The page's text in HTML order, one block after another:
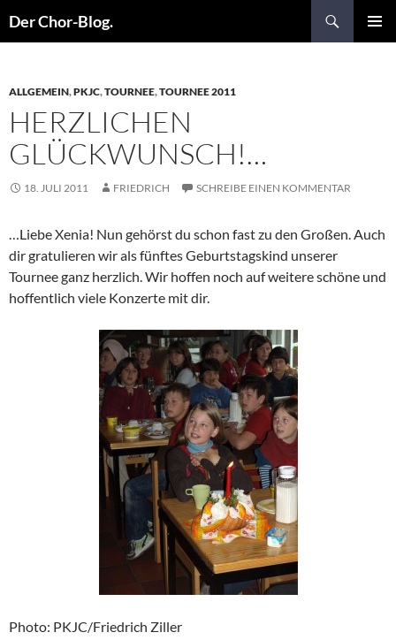
Der Chor-Blog.
ALLGEMEIN,PKJC,TOURNEE,TOURNEE 2011
HERZLICHEN
GLÜCKWUNSCH!…
18. JULI 2011 FRIEDRICH SCHREIBE EINEN KOMMENTAR
…Liebe Xenia! Nun gehörst du schon fast zu den Großen. Auch
dir gratulieren wir als fünftes Geburtstagskind unserer
Tournee ganz herzlich. Wir hoffen noch auf weitere schöne und
hoffentlich viele Konzerte mit dir.
Photo: PKJC/Friedrich Ziller